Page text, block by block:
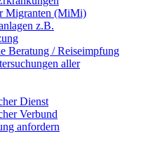
Migranten (MiMi)
z.B.
Beratung / Reiseimpfung
aller
Dienst
Verbund
anfordern